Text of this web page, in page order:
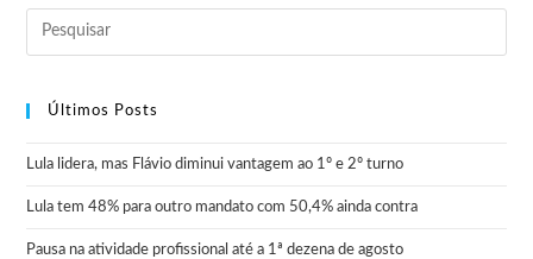
Últimos Posts
Lula lidera, mas Flávio diminui vantagem ao 1º e 2º turno
Lula tem 48% para outro mandato com 50,4% ainda contra
Pausa na atividade profissional até a 1ª dezena de agosto